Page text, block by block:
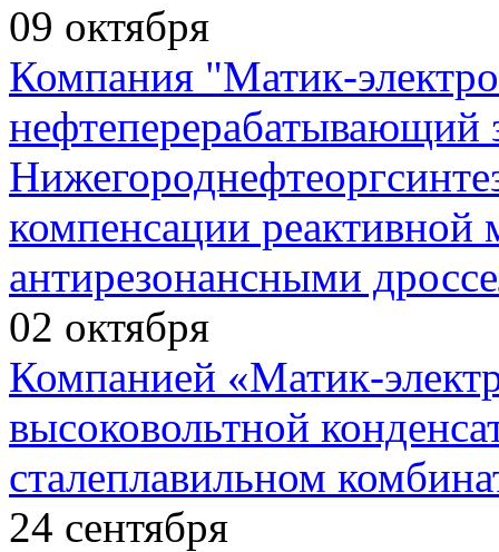
09 октября
Компания "Матик-
компенсации
антирезонансными
02 октября
Компанией «Матик-
высоковольтной
сталеплавильном
24 сентября